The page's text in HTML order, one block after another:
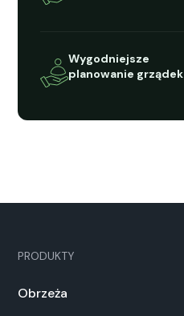
Wygod­niejsze
planowanie grządek
PRODUKTY
Obrzeża